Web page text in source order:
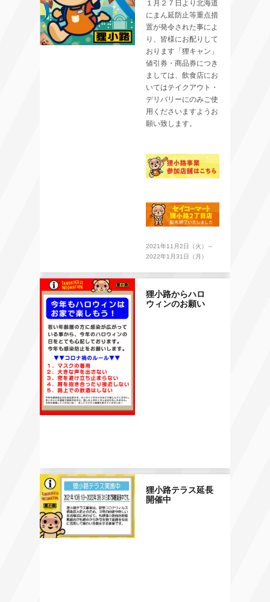
１月２７日より北海道
にまん延防止等重点措
置が発令された事によ
り、皆様にお配りして
おります「狸キャン」
値引券・商品券につき
ましては、飲食店にお
いてはテイクアウト・
デリバリーにのみご使
用くださいますようお
願い致します。
2021年11月2日（火）～
2022年1月31日（月）
狸小路からハロ
ウィンのお願い
狸小路テラス延長
開催中